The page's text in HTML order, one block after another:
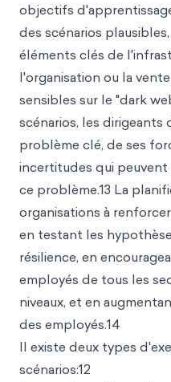
objectifs
des scénarios
éléments clés de
l'organisation ou la
sensibles sur le "dark
scénarios, les
problème clé, de ses
incertitudes qui
ce problème.13 La
organisations à
en testant les
résilience, en
employés de tous les
niveaux, et en
des employés.14
Il existe deux types
scénarios:12